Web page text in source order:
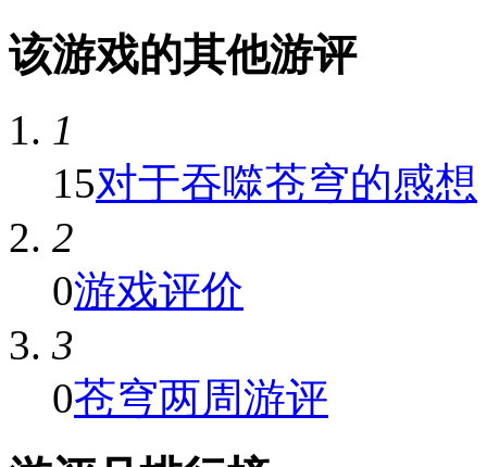
该游戏的其他游评
1
15对于吞噬苍穹的感想
2
0游戏评价
3
0苍穹两周游评